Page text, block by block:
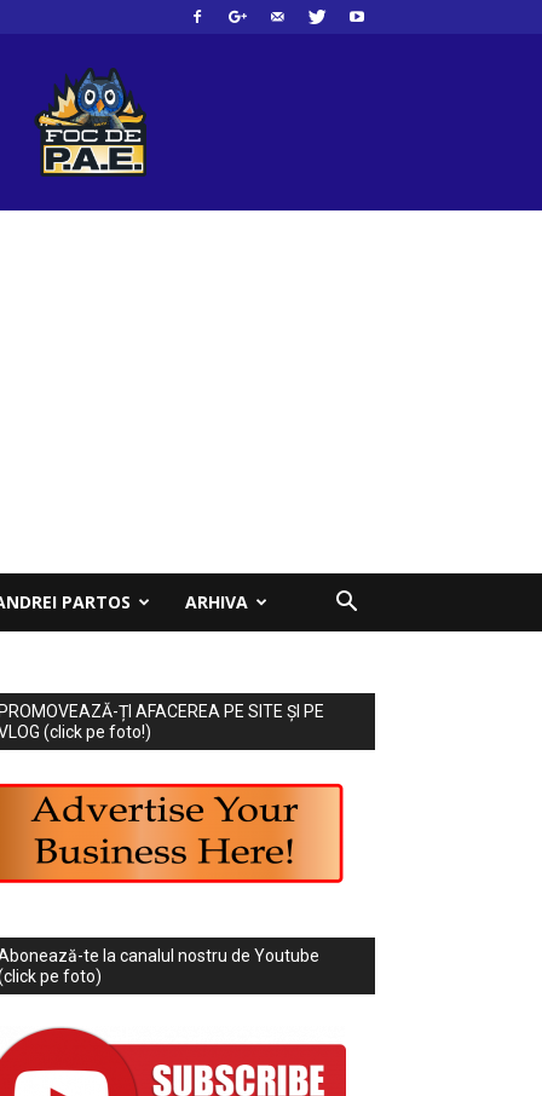
PARTOS ARHIVA
ȚI AFACEREA PE SITE ȘI PE
(click pe foto!)
te la canalul nostru de Youtube
pe foto)